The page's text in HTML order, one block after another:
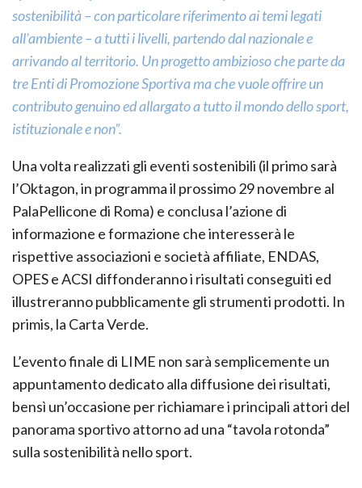
sostenibilità – con particolare riferimento ai temi legati
all’ambiente – a tutti i livelli, partendo dal nazionale e
arrivando al territorio. Un progetto ambizioso che parte da
tre Enti di Promozione Sportiva ma che vuole offrire un
contributo genuino ed allargato a tutto il mondo dello sport,
istituzionale e non”.
Una volta realizzati gli eventi sostenibili (il primo sarà
l’Oktagon, in programma il prossimo 29 novembre al
PalaPellicone di Roma) e conclusa l’azione di
informazione e formazione che interesserà le
rispettive associazioni e società affiliate, ENDAS,
OPES e ACSI diffonderanno i risultati conseguiti ed
illustreranno pubblicamente gli strumenti prodotti. In
primis, la Carta Verde.
L’evento finale di LIME non sarà semplicemente un
appuntamento dedicato alla diffusione dei risultati,
bensì un’occasione per richiamare i principali attori del
panorama sportivo attorno ad una “tavola rotonda”
sulla sostenibilità nello sport.